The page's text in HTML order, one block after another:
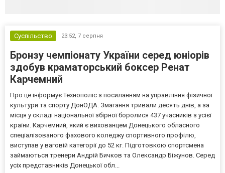
Суспільство 23:52, 7 серпня
Бронзу чемпіонату України серед юніорів
здобув краматорський боксер Ренат
Карчемний
Про це інформує Технополіс з посиланням на управління фізичної
культури та спорту ДонОДА. Змагання тривали десять днів, а за
місця у складі національної збірної боролися 437 учасників з усієї
країни. Карчемний, який є вихованцем Донецького обласного
спеціалізованого фахового коледжу спортивного профілю,
виступав у ваговій категорії до 52 кг. Підготовкою спортсмена
займаються тренери Андрій Бичков та Олександр Біжунов. Серед
усіх представників Донецької обл...